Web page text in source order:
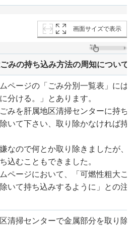
画面サイズで表示
みの持ち込み方法の周知について
ページの「ごみ分別一覧表」には
分ける。」とあります。
みを肝属地区清掃センターに持ち
いて下さい、取り除かなければ持
なので何とか取り除きましたが、
込むこともできました。
ページにおいて、「可燃性粗大ご
いて持ち込みするように」との注
清掃センターで金属部分を取り除